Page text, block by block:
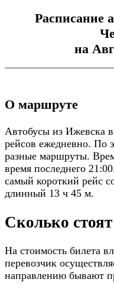
Расписание
на
О маршруте
Автобусы из Ижевска
рейсов ежедневно. По
разные маршруты.
время последнего
самый короткий рейс
длинный 13 ч 45 м.
Сколько
На стоимость билета
перевозчик
направлению бывают